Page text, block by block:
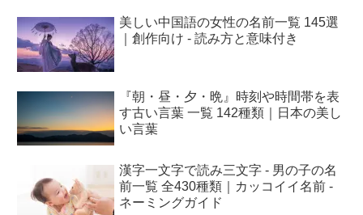
美しい中国語の女性の名前一覧 145選
｜創作向け - 読み方と意味付き
『朝・昼・夕・晩』時刻や時間帯を表
す古い言葉 一覧 142種類｜日本の美し
い言葉
漢字一文字で読み三文字 - 男の子の名
前一覧 全430種類｜カッコイイ名前 -
ネーミングガイド